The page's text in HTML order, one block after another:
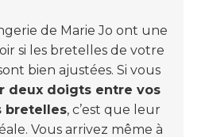
de Marie Jo ont une
si les bretelles de votre
bien ajustées. Si vous
deux doigts entre vos
bretelles, c’est que leur
Vous arrivez même à